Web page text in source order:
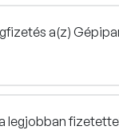
a(z)
legjobban